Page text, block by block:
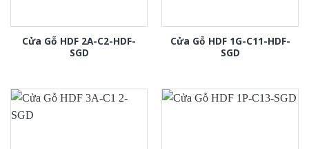
Cửa Gỗ HDF 2A-C2-HDF-
SGD
Cửa Gỗ HDF 1G-C11-HDF-
SGD